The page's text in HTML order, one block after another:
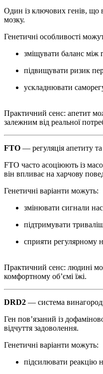
Один із ключових генів, що
мозку.
Генетичні особливості
зміщувати баланс між
підвищувати ризик
ускладнювати
Практичний сенс: апетит
залежним від реальної
FTO — регуляція апетиту
FTO часто асоціюють із
він впливає на харчову
Генетичні варіанти можуть:
змінювати сигнали
підтримувати
сприяти регулярному
Практичний сенс: людині
комфортному об’ємі їжі.
DRD2 — система
Ген пов’язаний із
відчуття задоволення.
Генетичні варіанти можуть:
підсилювати реакцію